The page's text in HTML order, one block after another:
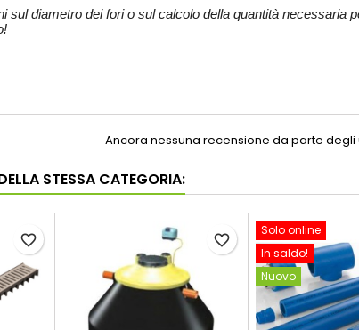
sul diametro dei fori o sul calcolo della quantità necessaria
Ancora nessuna recensione da parte degli
STESSA CATEGORIA:
favorite_border favorite_border
Solo online
In saldo!
Nuovo